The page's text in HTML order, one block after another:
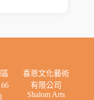
喜恩文化藝術
有限公司
Shalom Arts